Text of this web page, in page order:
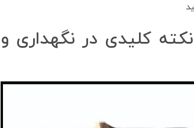
کلیدی در نگهداری و